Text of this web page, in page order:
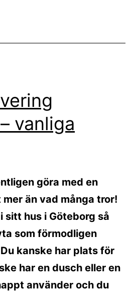
vanliga
göra med en
än vad många tror!
sitt hus i Göteborg så
som förmodligen
kanske har plats för
har en dusch eller en
använder och du